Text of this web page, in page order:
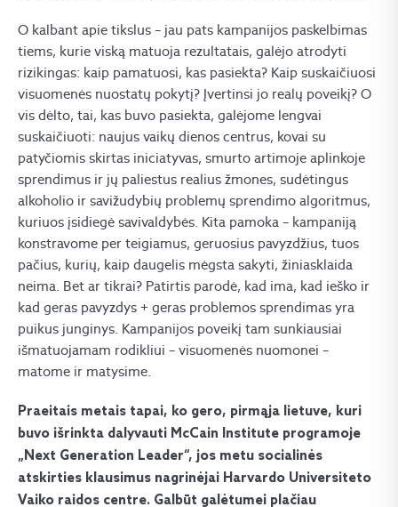
O kalbant apie tikslus – jau pats kampanijos paskelbimas
tiems, kurie viską matuoja rezultatais, galėjo atrodyti
rizikingas: kaip pamatuosi, kas pasiekta? Kaip suskaičiuosi
visuomenės nuostatų pokytį? Įvertinsi jo realų poveikį? O
vis dėlto, tai, kas buvo pasiekta, galėjome lengvai
suskaičiuoti: naujus vaikų dienos centrus, kovai su
patyčiomis skirtas iniciatyvas, smurto artimoje aplinkoje
sprendimus ir jų paliestus realius žmones, sudėtingus
alkoholio ir savižudybių problemų sprendimo algoritmus,
kuriuos įsidiegė savivaldybės. Kita pamoka – kampaniją
konstravome per teigiamus, geruosius pavyzdžius, tuos
pačius, kurių, kaip daugelis mėgsta sakyti, žiniasklaida
neima. Bet ar tikrai? Patirtis parodė, kad ima, kad ieško ir
kad geras pavyzdys + geras problemos sprendimas yra
puikus junginys. Kampanijos poveikį tam sunkiausiai
išmatuojamam rodikliui – visuomenės nuomonei –
matome ir matysime.
Praeitais metais tapai, ko gero, pirmąja lietuve, kuri
buvo išrinkta dalyvauti McCain Institute programoje
„Next Generation Leader“, jos metu socialinės
atskirties klausimus nagrinėjai Harvardo Universiteto
Vaiko raidos centre. Galbūt galėtumei plačiau